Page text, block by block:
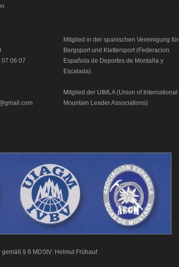
07 06 07
Mitglied in der spanischen Vereinigung für
Bergsport und Klettersport (Federacion
Española de Deportes de Montaña y
Escalada).
Mitglied der UIMLA (Union of International
Mountain Leader Associations)
§ 6 MDStV: Helmut Frühauf